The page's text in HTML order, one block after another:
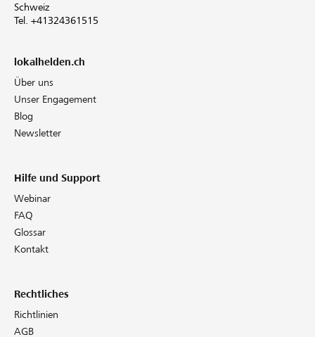
Schweiz
Tel. +41324361515
lokalhelden.ch
Über uns
Unser Engagement
Blog
Newsletter
Hilfe und Support
Webinar
FAQ
Glossar
Kontakt
Rechtliches
Richtlinien
AGB